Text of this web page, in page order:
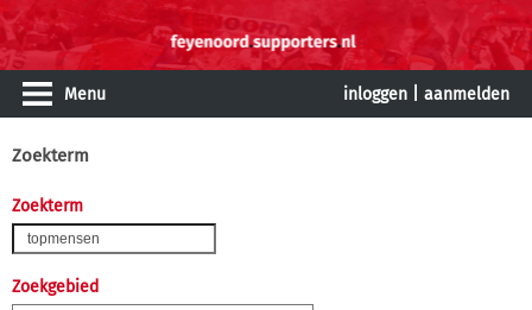
Menu inloggen aanmelden
Zoekterm
Zoekterm
Zoekgebied